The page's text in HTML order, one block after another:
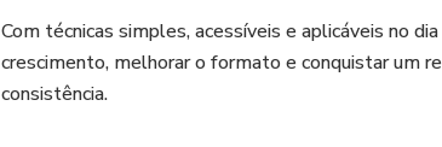
Com técnicas simples, acessíveis e aplicáveis no
crescimento, melhorar o formato e conquistar um
consistência.